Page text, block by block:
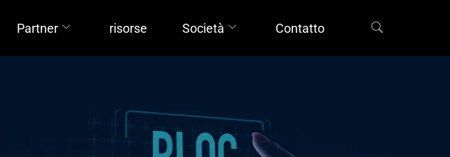
Partner risorse Società Contatto